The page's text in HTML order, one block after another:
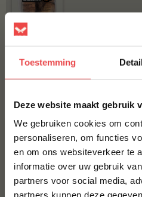
Toestemming
Deze website maakt gebruik
We gebruiken cookies om
personaliseren, om functies
en om ons websiteverkeer te
informatie over uw gebruik
partners voor social media,
partners kunnen deze
10% korting op je
eerste bestelling*
Schrijf je in voor onze